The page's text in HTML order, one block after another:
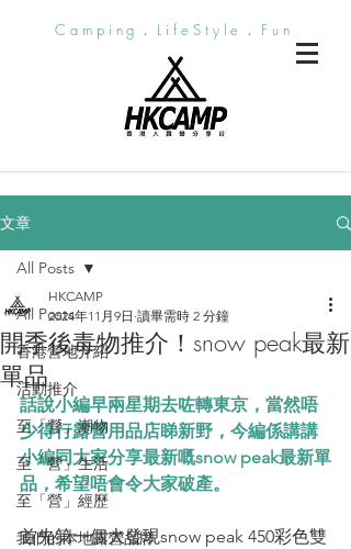
Camping．LifeStyle．Fun
文章
All Posts
香港營地介紹
活動推介
至「營」潮物
至「營」生活
至「營」經歷
我們的本地露營品牌
All Posts
開季後毒物推介！snow peak最新
單品
HKCAMP
2024年11月9日 讀畢需時 2 分鐘
話說小編早兩星期去咗轉東京，當然唔
少得行露營用品店睇新野，今編係講講
小編同大家分享最新嘅snow peak最新單
品，希望唔會令大家破產。
首先第一個大發現snow peak 450彩色雙